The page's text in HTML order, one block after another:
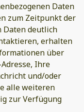
Daten
zum Zeitpunkt der
Daten deutlich
erhalten
über
Ihre
und/oder
alle weiteren
zur Verfügung